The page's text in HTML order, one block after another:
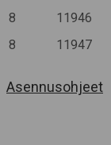
8
11946
8
11947
Asennusohjeet